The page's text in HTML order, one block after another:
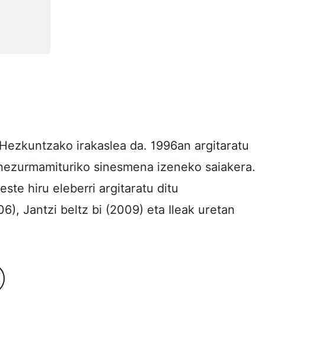
irakaslea da. 1996an argitaratu
sinesmena izeneko saiakera.
hiru eleberri argitaratu ditu
Jantzi beltz bi (2009) eta Ileak uretan